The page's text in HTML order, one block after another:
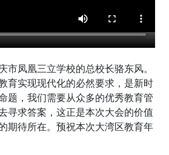
凤凰三立学校的总校长骆东风。
育实现现代化的必然要求，是新时
题，我们需要从众多的优秀教育管
寻求答案，这正是本次大会的价值
期待所在。预祝本次大湾区教育年